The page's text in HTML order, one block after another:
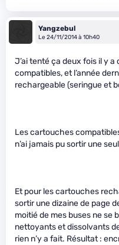
Yangzebul
Le 24/11/2014 à 10h40
J’ai tenté ça deux fois il y
compatibles, et l’année
rechargeable (seringue et
Les cartouches
n’ai jamais pu sortir une
Et pour les cartouches
sortir une dizaine de page
moitié de mes buses ne se
nettoyants et dissolvants
rien n’y a fait. Résultat :